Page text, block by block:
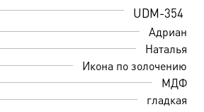
UDM-354
Адриан
Наталья
Икона по золочению
МДФ
гладкая